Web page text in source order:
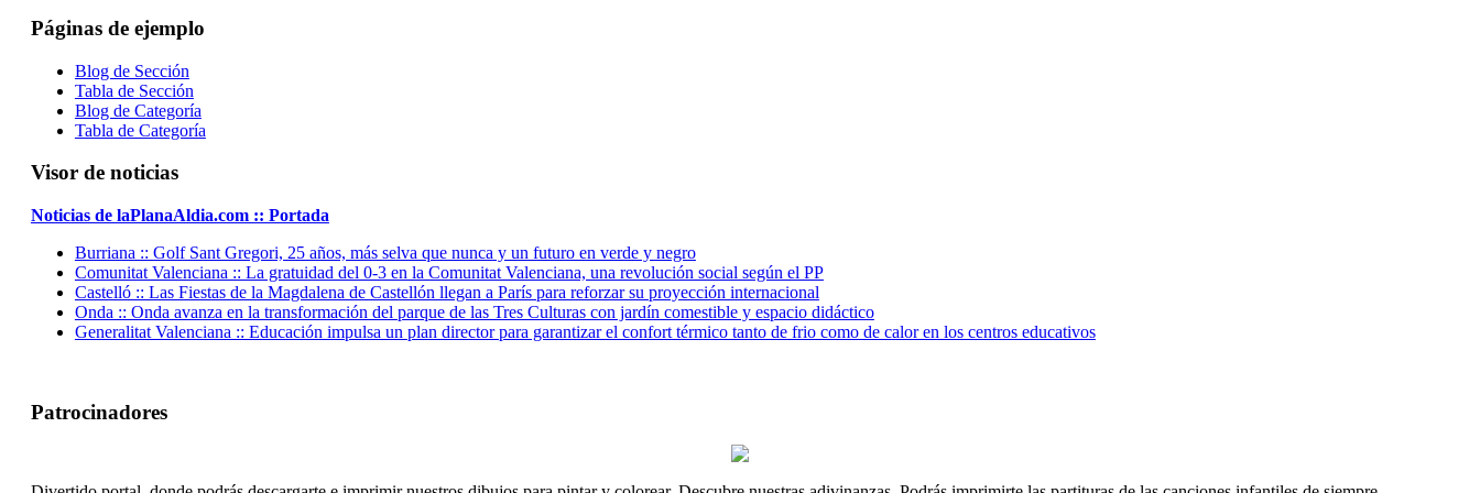
Páginas de ejemplo
Blog de Sección
Tabla de Sección
Blog de Categoría
Tabla de Categoría
Visor de noticias
Noticias de laPlanaAldia.com :: Portada
Burriana :: Golf Sant Gregori, 25 años, más selva que nunca y un futuro en verde y negro
Comunitat Valenciana :: La gratuidad del 0-3 en la Comunitat Valenciana, una revolución social según el PP
Castelló :: Las Fiestas de la Magdalena de Castellón llegan a París para reforzar su proyección internacional
Onda :: Onda avanza en la transformación del parque de las Tres Culturas con jardín comestible y espacio didáctico
Generalitat Valenciana :: Educación impulsa un plan director para garantizar el confort térmico tanto de frio como de calor en los centros educativos
Patrocinadores